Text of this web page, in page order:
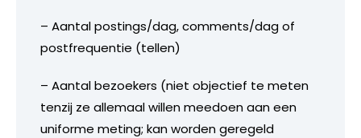
– Aantal postings/dag, comments/dag of
postfrequentie (tellen)
– Aantal bezoekers (niet objectief te meten
tenzij ze allemaal willen meedoen aan een
uniforme meting; kan worden geregeld